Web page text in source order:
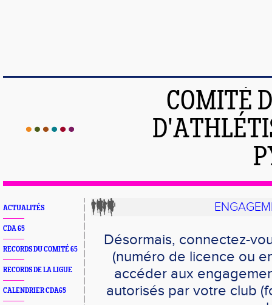
COMITÉ
ACTUALITÉS
CDA 65
RECORDS DU COMITÉ 65
RECORDS DE LA LIGUE
CALENDRIER CDA65
Désormais, connectez-
(numéro de licence ou
accéder aux
autorisés par votre club